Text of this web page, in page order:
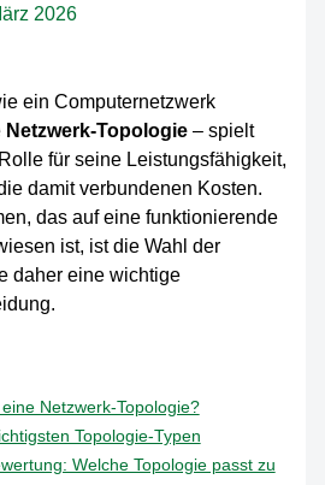
2026
ein Computernetzwerk
Netzwerk-Topologie– spielt
für seine Leistungsfähigkeit,
damit verbundenen Kosten.
das auf eine funktionierende
ist, ist die Wahl der
daher eine wichtige
Netzwerk-Topologie?
Topologie-Typen
Welche Topologie passt zu